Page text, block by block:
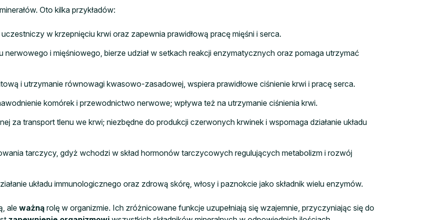
Oto kilka przykładów:
w krzepnięciu krwi oraz zapewnia prawidłową pracę mięśni i serca.
nerwowego i mięśniowego, bierze udział w setkach reakcji enzymatycznych oraz pomaga utrzymać
i utrzymanie równowagi kwasowo-zasadowej, wspiera prawidłowe ciśnienie krwi i pracę serca.
komórek i przewodnictwo nerwowe; wpływa też na utrzymanie ciśnienia krwi.
za transport tlenu we krwi; niezbędne do produkcji czerwonych krwinek i wspomaga działanie układu
tarczycy, gdyż wchodzi w skład hormonów tarczycowych regulujących metabolizm i rozwój
układu immunologicznego oraz zdrową skórę, włosy i paznokcie jako składnik wielu enzymów.
ale ważną rolę w organizmie. Ich zróżnicowane funkcje uzupełniają się wzajemnie, przyczyniając się do